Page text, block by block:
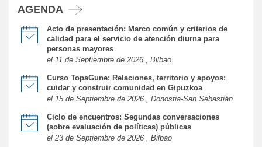
AGENDA
Acto de presentación: Marco común y criterios de
calidad para el servicio de atención diurna para
personas mayores
el 11 de Septiembre de 2026 , Bilbao
Curso TopaGune: Relaciones, territorio y apoyos:
cuidar y construir comunidad en Gipuzkoa
el 15 de Septiembre de 2026 , Donostia-San Sebastián
Ciclo de encuentros: Segundas conversaciones
(sobre evaluación de políticas) públicas
el 23 de Septiembre de 2026 , Bilbao